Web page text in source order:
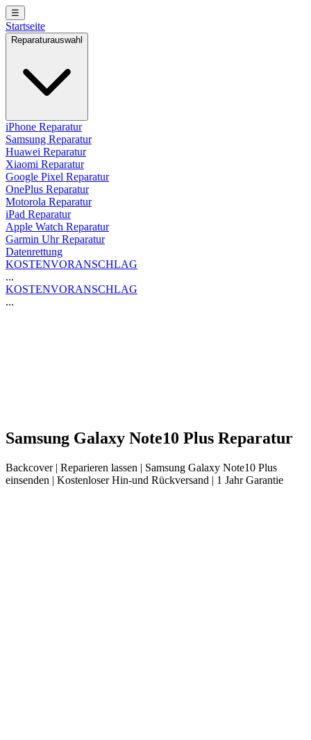
☰
Startseite
Reparaturauswahl
iPhone Reparatur
Samsung Reparatur
Huawei Reparatur
Xiaomi Reparatur
Google Pixel Reparatur
OnePlus Reparatur
Motorola Reparatur
iPad Reparatur
Apple Watch Reparatur
Garmin Uhr Reparatur
Datenrettung
KOSTENVORANSCHLAG
...
KOSTENVORANSCHLAG
...
Samsung Galaxy Note10 Plus Reparatur
Backcover| Reparieren lassen | Samsung Galaxy Note10 Plus
einsenden | Kostenloser Hin-und Rückversand | 1 Jahr Garantie